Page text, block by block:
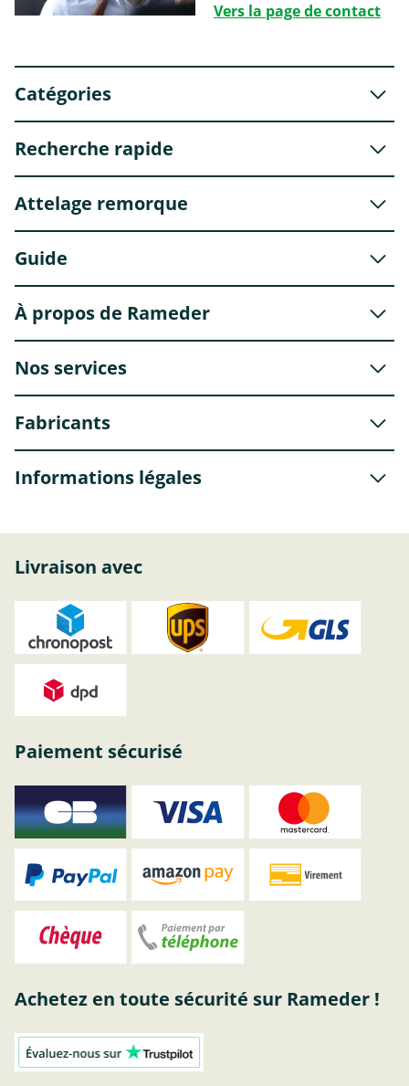
Vers la page de contact
Catégories
Recherche rapide
Attelage remorque
Guide
À propos de Rameder
Nos services
Fabricants
Informations légales
Livraison avec
Paiement sécurisé
Achetez en toute sécurité sur Rameder !